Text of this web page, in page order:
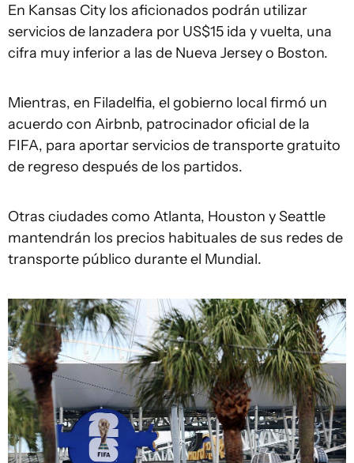
En Kansas City los aficionados podrán utilizar
servicios de lanzadera por US$15 ida y vuelta, una
cifra muy inferior a las de Nueva Jersey o Boston.
Mientras, en Filadelfia, el gobierno local firmó un
acuerdo con Airbnb, patrocinador oficial de la
FIFA, para aportar servicios de transporte gratuito
de regreso después de los partidos.
Otras ciudades como Atlanta, Houston y Seattle
mantendrán los precios habituales de sus redes de
transporte público durante el Mundial.